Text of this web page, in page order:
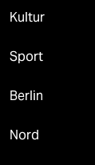
Kultur
Sport
Berlin
Nord